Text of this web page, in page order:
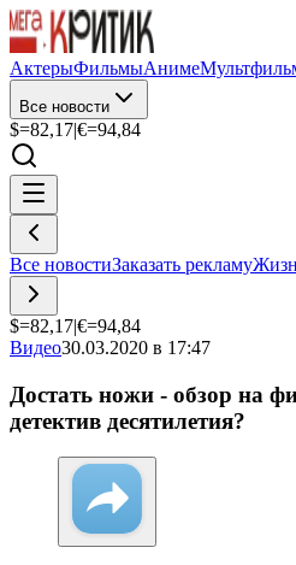
АктерыФильмыАниме
Все новости
$=82,17|€=94,84
Все новостиЗаказать рекламу
$=82,17|€=94,84
Видео30.03.2020 в 17:47
Достать ножи - обзор на
детектив десятилетия?